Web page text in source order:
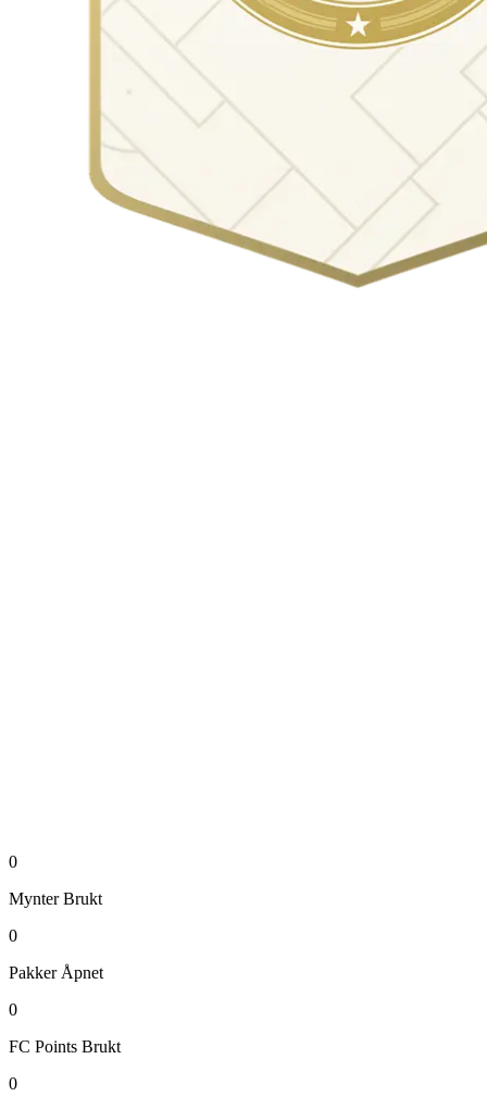
0
Mynter Brukt
0
Pakker Åpnet
0
FC Points Brukt
0